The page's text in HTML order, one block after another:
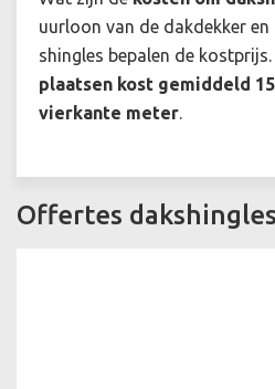
uurloon van de dakdekker
shingles bepalen de kostprijs.
plaatsen kost gemiddeld
vierkante meter.
Offertes